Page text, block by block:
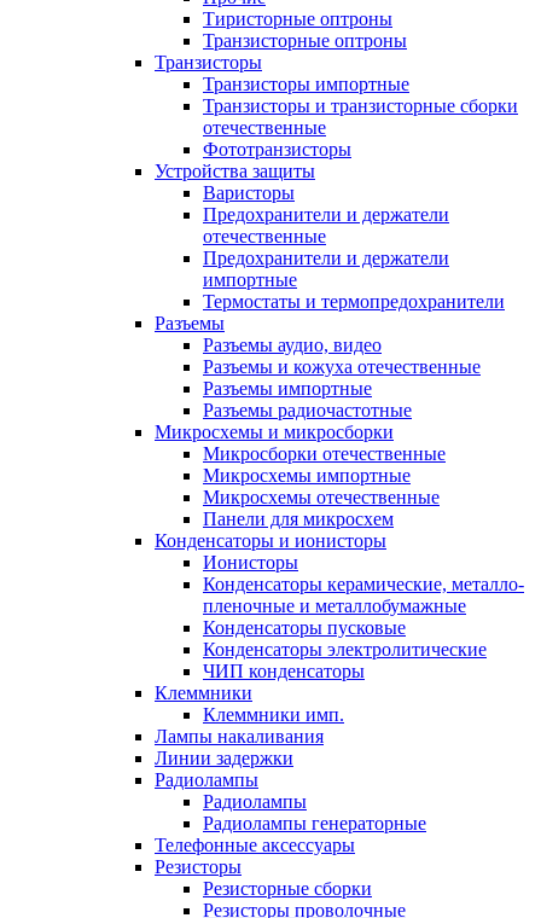
Тиристорные оптроны
Транзисторные оптроны
Транзисторы
Транзисторы импортные
Транзисторы и транзисторные сборки
отечественные
Фототранзисторы
Устройства защиты
Варисторы
Предохранители и держатели
отечественные
Предохранители и держатели
импортные
Термостаты и термопредохранители
Разъемы
Разъемы аудио, видео
Разъемы и кожуха отечественные
Разъемы импортные
Разъемы радиочастотные
Микросхемы и микросборки
Микросборки отечественные
Микросхемы импортные
Микросхемы отечественные
Панели для микросхем
Конденсаторы и ионисторы
Ионисторы
Конденсаторы керамические, металло-
пленочные и металлобумажные
Конденсаторы пусковые
Конденсаторы электролитические
ЧИП конденсаторы
Клеммники
Клеммники имп.
Лампы накаливания
Линии задержки
Радиолампы
Радиолампы
Радиолампы генераторные
Телефонные аксессуары
Резисторы
Резисторные сборки
Резисторы проволочные